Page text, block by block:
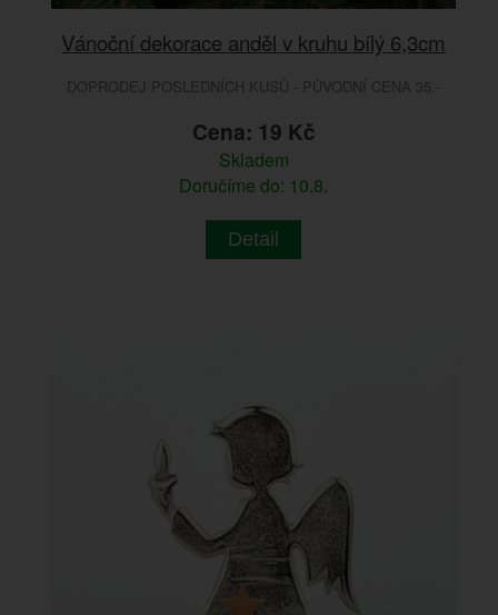
Vánoční dekorace anděl v kruhu bílý 6,3cm
DOPRODEJ POSLEDNÍCH KUSŮ - PŮVODNÍ CENA 35.-
Cena: 19 Kč
Skladem
Doručíme do: 10.8.
Detail